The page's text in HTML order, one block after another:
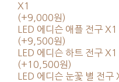
X1
(+9,000원)
LED 에디슨 애플 전구 X1
(+9,500원)
LED 에디슨 하트 전구 X1
(+10,500원)
LED 에디슨 눈꽃 별 전구